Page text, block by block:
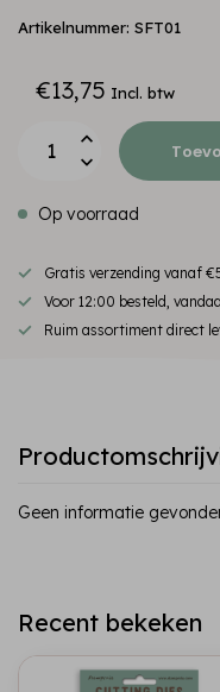
Artikelnummer: SFT01
€13,75 Incl. btw
Op voorraad
Gratis verzending vanaf
Voor 12:00 besteld,
Ruim assortiment direct
Geen informatie
Recent bekeken